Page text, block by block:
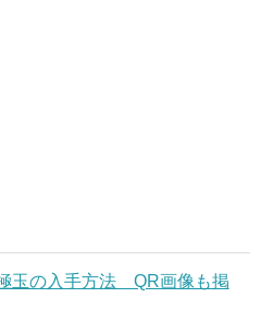
玉の入手方法 QR画像も掲